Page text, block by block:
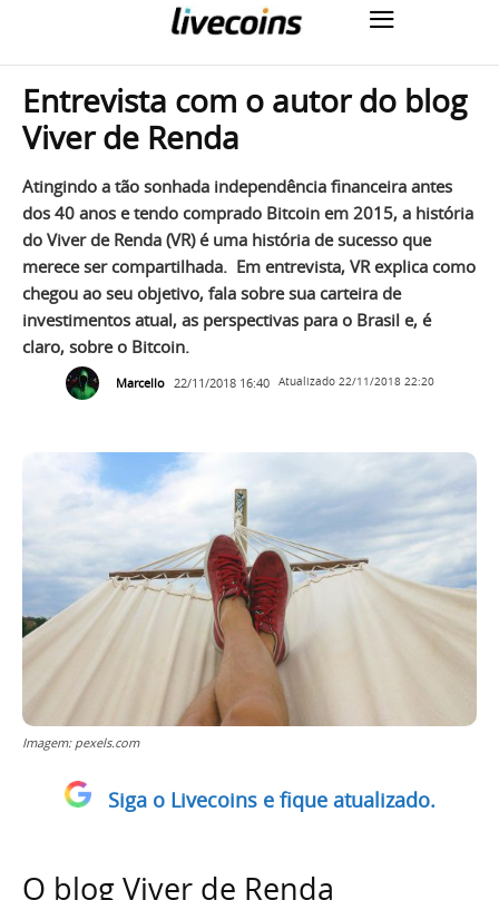
Entrevista com o autor do blog
Viver de Renda
Atingindo a tão sonhada independência financeira antes
dos 40 anos e tendo comprado Bitcoin em 2015, a história
do Viver de Renda (VR) é uma história de sucesso que
merece ser compartilhada. Em entrevista, VR explica como
chegou ao seu objetivo, fala sobre sua carteira de
investimentos atual, as perspectivas para o Brasil e, é
claro, sobre o Bitcoin.
Marcello 22/11/2018 16:40 Atualizado 22/11/2018 22:20
Imagem: pexels.com
Siga o Livecoins e fique atualizado.
O blog Viver de Renda